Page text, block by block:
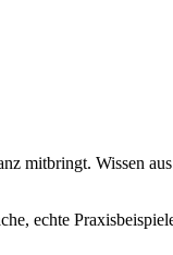
mitbringt. Wissen
echte